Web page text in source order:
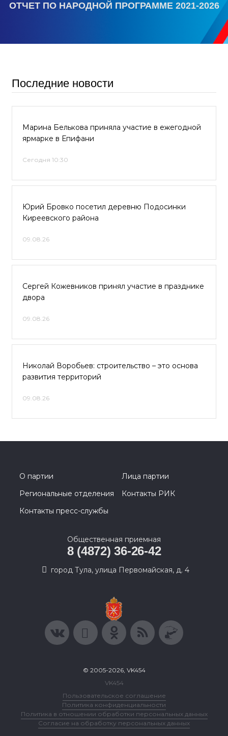
ОТЧЕТ ПО НАРОДНОЙ ПРОГРАММЕ 2021-2026
Последние новости
Марина Белькова приняла участие в ежегодной
ярмарке в Епифани
Сегодня 10:30
Юрий Бровко посетил деревню Подосинки
Киреевского района
09.08.26
Сергей Кожевников принял участие в празднике
двора
09.08.26
Николай Воробьев: строительство – это основа
развития территорий
09.08.26
О партии
Лица партии
Региональные отделения
Контакты РИК
Контакты пресс-службы
Общественная приемная
8 (4872) 36-26-42
город Тула, улица Первомайская, д. 4
© 2005-2026, VK454
VK454
Пользовательское соглашение
Политика конфиденциальности
Политика в отношении обработки персональных данных
Согласие на обработку персональных данных